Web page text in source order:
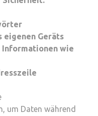
Geräts
Informationen wie
um Daten während